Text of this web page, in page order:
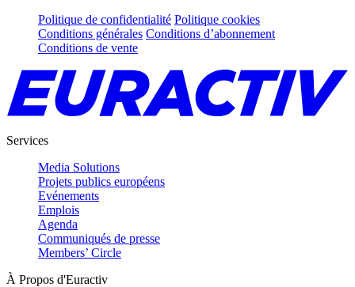
Politique de confidentialité Politique cookies
Conditions générales Conditions d’abonnement
Conditions de vente
Services
Media Solutions
Projets publics européens
Evénements
Emplois
Agenda
Communiqués de presse
Members’ Circle
À Propos d'Euractiv